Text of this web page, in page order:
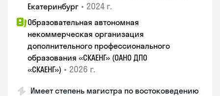
Екатеринбург • 2024 г.
Образовательная автономная
некоммерческая организация
дополнительного профессионального
образования «СКАЕНГ» (ОАНО ДПО
«СКАЕНГ») • 2026 г.
Имеет степень магистра по востоковедению